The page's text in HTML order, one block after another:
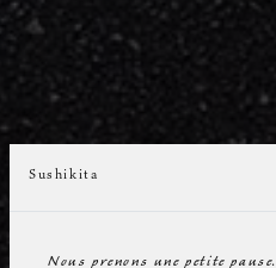
Sushikita
Nous prenons une petite pause.